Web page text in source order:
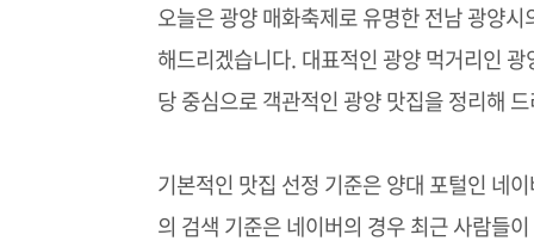
오늘은 광양 매화축제로 유명한 전남 광양
해드리겠습니다. 대표적인 광양 먹거리인
당 중심으로 객관적인 광양 맛집을 정리해
기본적인 맛집 선정 기준은 양대 포털인 네
의 검색 기준은 네이버의 경우 최근 사람들